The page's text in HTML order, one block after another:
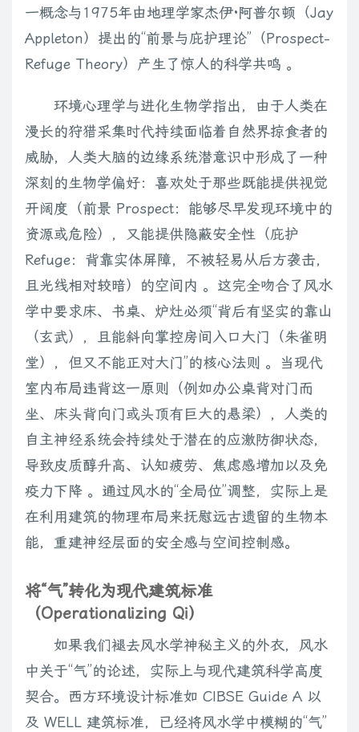
一概念与1975年由地理学家杰伊·阿普尔顿（Jay
Appleton）提出的“前景与庇护理论”（Prospect-
Refuge Theory）产生了惊人的科学共鸣 。
环境心理学与进化生物学指出，由于人类在
漫长的狩猎采集时代持续面临着自然界掠食者的
威胁，人类大脑的边缘系统潜意识中形成了一种
深刻的生物学偏好：喜欢处于那些既能提供视觉
开阔度（前景 Prospect：能够尽早发现环境中的
资源或危险），又能提供隐蔽安全性（庇护
Refuge：背靠实体屏障，不被轻易从后方袭击，
且光线相对较暗）的空间内 。这完全吻合了风水
学中要求床、书桌、炉灶必须“背后有坚实的靠山
（玄武），且能斜向掌控房间入口大门（朱雀明
堂），但又不能正对大门”的核心法则 。当现代
室内布局违背这一原则（例如办公桌背对门而
坐、床头背向门或头顶有巨大的悬梁），人类的
自主神经系统会持续处于潜在的应激防御状态，
导致皮质醇升高、认知疲劳、焦虑感增加以及免
疫力下降 。通过风水的“全局位”调整，实际上是
在利用建筑的物理布局来抚慰远古遗留的生物本
能，重建神经层面的安全感与空间控制感。
将“气”转化为现代建筑标准
（Operationalizing Qi）
如果我们褪去风水学神秘主义的外衣，风水
中关于“气”的论述，实际上与现代建筑科学高度
契合。西方环境设计标准如 CIBSE Guide A 以
及 WELL 建筑标准，已经将风水学中模糊的“气”